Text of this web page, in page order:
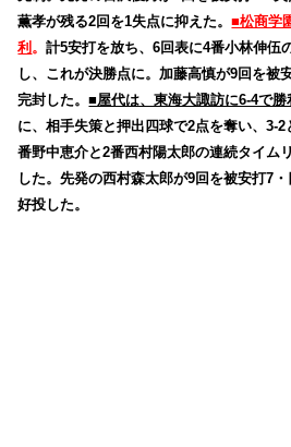
薫孝が残る2回を1失点に抑えた。■松商学
利 。計5安打を放ち、6回表に4番小林伸伍
し、これが決勝点に。加藤高慎が9回を被
完封した。■屋代は、東海大諏訪に6-4で勝
に、相手失策と押出四球で2点を奪い、3-
番野中恵介と2番西村陽太郎の連続タイム
した。先発の西村森太郎が9回を被安打7
好投した。